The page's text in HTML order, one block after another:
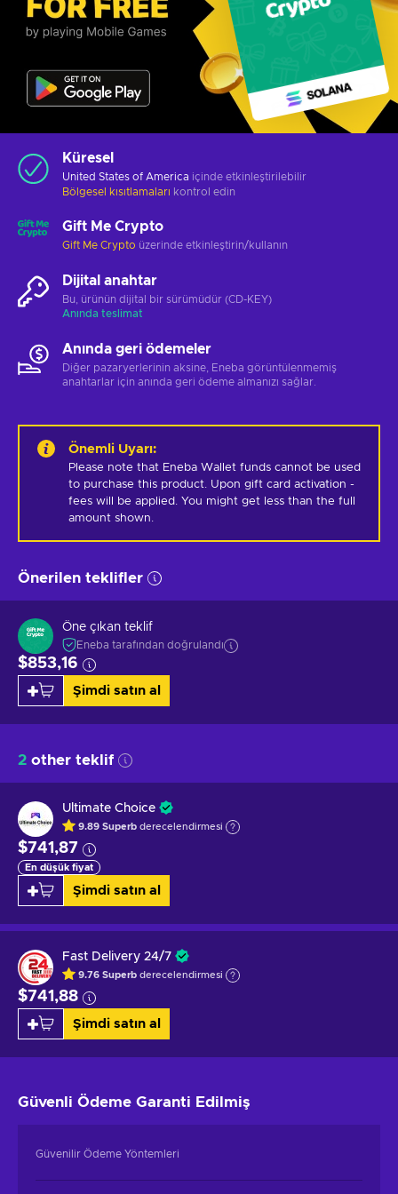
Küresel
United States of America içinde etkinleştirilebilir
Bölgesel kısıtlamaları kontrol edin
Gift Me Crypto
Gift Me Crypto üzerinde etkinleştirin/kullanın
Dijital anahtar
Bu, ürünün dijital bir sürümüdür (CD-KEY)
Anında teslimat
Anında geri ödemeler
Diğer pazaryerlerinin aksine, Eneba görüntülenmemiş
anahtarlar için anında geri ödeme almanızı sağlar.
Önemli Uyarı:
Please note that Eneba Wallet funds cannot be used
to purchase this product. Upon gift card activation -
fees will be applied. You might get less than the full
amount shown.
Önerilen teklifler
Öne çıkan teklif
Eneba tarafından doğrulandı
$853,16
Şimdi satın al
2 other teklif
Ultimate Choice
9.89 Superb derecelendirmesi
$741,87
En düşük fiyat
Şimdi satın al
Fast Delivery 24/7
9.76 Superb derecelendirmesi
$741,88
Şimdi satın al
Güvenli Ödeme Garanti Edilmiş
Güvenilir Ödeme Yöntemleri